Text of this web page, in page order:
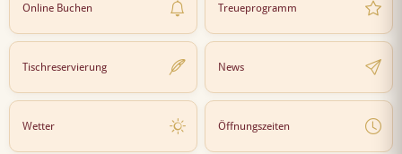
Online Buchen Treueprogramm
Tischreservierung News
Wetter Öffnungszeiten